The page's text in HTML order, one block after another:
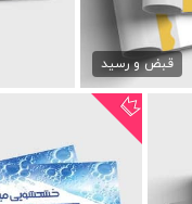
قبض و رسید